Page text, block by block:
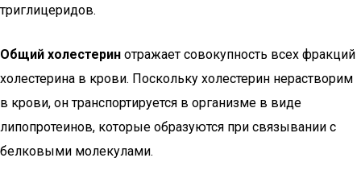
триглицеридов.
Общий холестерин отражает совокупность всех фракций
холестерина в крови. Поскольку холестерин нерастворим
в крови, он транспортируется в организме в виде
липопротеинов, которые образуются при связывании с
белковыми молекулами.